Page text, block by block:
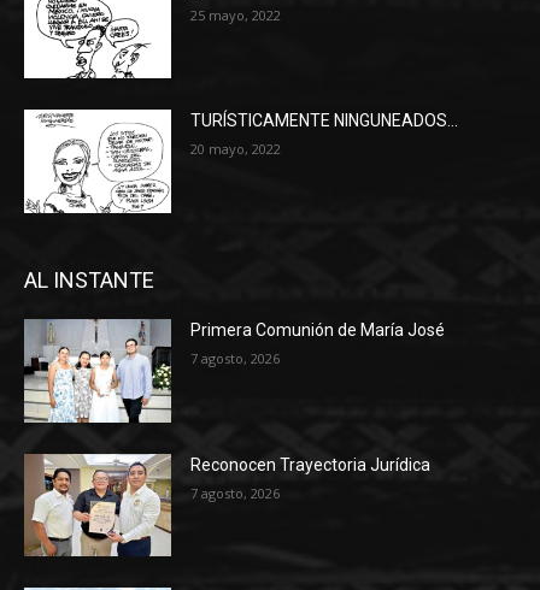
25 mayo, 2022
TURÍSTICAMENTE NINGUNEADOS…
20 mayo, 2022
AL INSTANTE
Primera Comunión de María José
7 agosto, 2026
Reconocen Trayectoria Jurídica
7 agosto, 2026